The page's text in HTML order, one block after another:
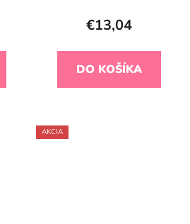
€13,04
DO KOŠÍKA
AKCIA